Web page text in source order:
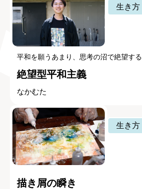
生き方
平和を願うあまり、思考の沼で絶望する
絶望型平和主義
なかむた
生き方
描き屑の瞬き